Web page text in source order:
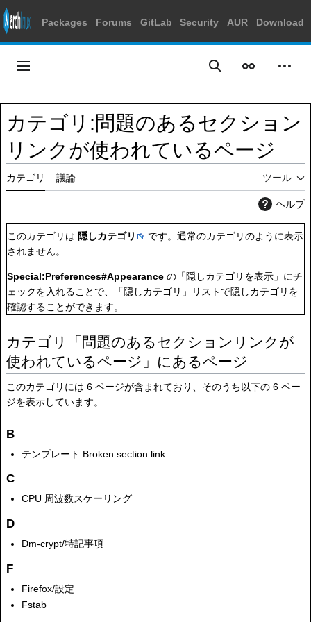
Packages Forums GitLab Security AUR Download
に
ッ
プ
メインメニュー 検索 表示 個人
カテゴリ :問題のあるセクション
リンクが使われているページ
カテゴリ 議論 ツール
ヘルプ
このカテゴリは 隠しカテゴリ
です。通常のカテゴリのように表示
されません。
Special:Preferences#Appearance の「隠しカテゴリを表示」にチ
ェックを入れることで、「隠しカテゴリ」リストで隠しカテゴリを
確認することができます。
カテゴリ「問題のあるセクションリンクが
使われているページ」にあるページ
このカテゴリには 6 ページが含まれており、そのうち以下の 6 ペー
ジを表示しています。
B
テンプレート:Broken section link
C
CPU 周波数スケーリング
D
Dm-crypt/特記事項
F
Firefox/設定
Fstab